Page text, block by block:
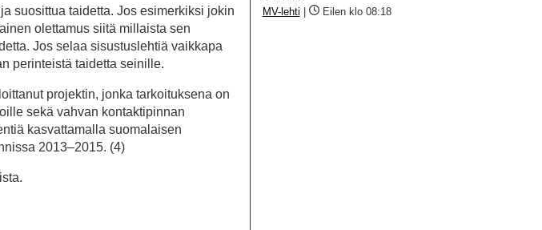
suosittua taidetta. Jos esimerkiksi jokin
olettamus siitä millaista sen
Jos selaa sisustuslehtiä vaikkapa
perinteistä taidetta seinille.
projektin, jonka tarkoituksena on
sekä vahvan kontaktipinnan
kasvattamalla suomalaisen
2013–2015. (4)
MV-lehti Eilen klo 08:18